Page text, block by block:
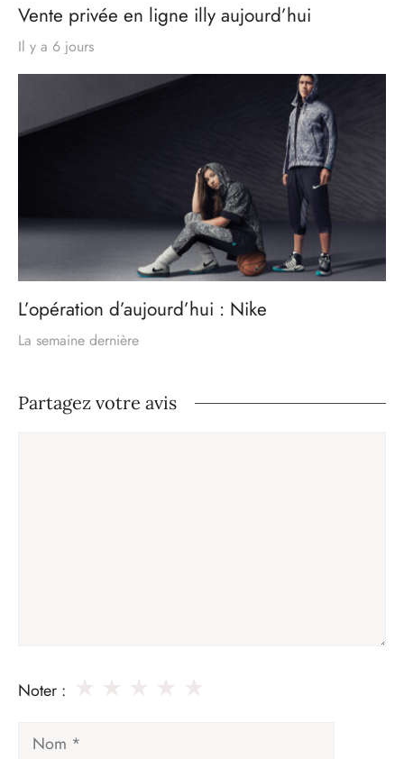
Vente privée en ligne illy aujourd’hui
Il y a 6 jours
L’opération d’aujourd’hui : Nike
La semaine dernière
Partagez votre avis
Noter :
Nom